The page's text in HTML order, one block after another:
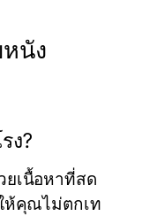
นัง
ง?
ยเนื้อหาที่สด
ห้คุณไม่ตกเท